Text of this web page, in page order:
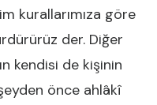
kurallarımıza göre
der. Diğer
kendisi de kişinin
önce ahlâkî